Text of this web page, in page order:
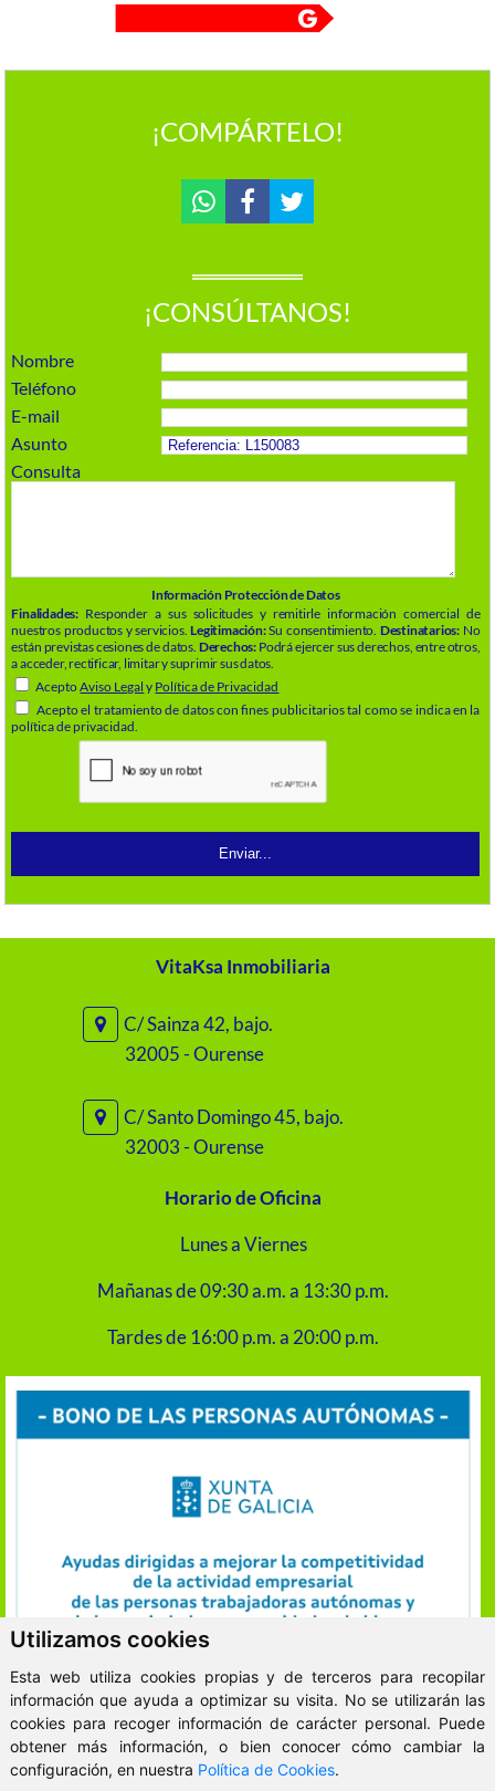
Utilizamos cookies
Esta web utiliza cookies propias y de terceros para recopilar
información que ayuda a optimizar su visita. No se utilizarán las
cookies para recoger información de carácter personal. Puede
obtener más información, o bien conocer cómo cambiar la
configuración, en nuestra Política de Cookies.
¡COMPÁRTELO!
¡CONSÚLTANOS!
Nombre
Teléfono
E-mail
Asunto
Consulta
Información Protección de Datos
Finalidades: Responder a sus solicitudes y remitirle información comercial de
nuestros productos y servicios.Legitimación:Su consentimiento. Destinatarios:No
están previstas cesiones de datos. Derechos: Podrá ejercer sus derechos, entre otros,
a acceder, rectificar, limitar y suprimir sus datos.
AceptoAviso Legal y Política de Privacidad
Acepto el tratamiento de datos con fines publicitarios tal como se indica en la
política de privacidad.
VitaKsa Inmobiliaria
C/ Sainza 42, bajo.
32005 - Ourense
C/ Santo Domingo 45, bajo.
32003 - Ourense
Horario de Oficina
Lunes a Viernes
Mañanas de 09:30 a.m. a 13:30 p.m.
Tardes de 16:00 p.m. a 20:00 p.m.
ClickViviendas